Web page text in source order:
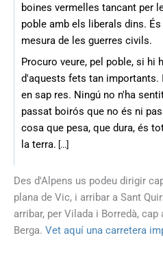
boines vermelles tancant per
poble amb els liberals dins.
mesura de les guerres civils.
Procuro veure, pel poble, si hi
d'aquests fets tan importants.
en sap res. Ningú no n'ha
passat boirós que no és ni
cosa que pesa, que dura, és
la terra. [...]
Des d'Alpens us podeu dirigir
plana de Vic, i arribar a Sant
arribar, per Vilada i Borredà,
Berga. Vet aquí una carretera